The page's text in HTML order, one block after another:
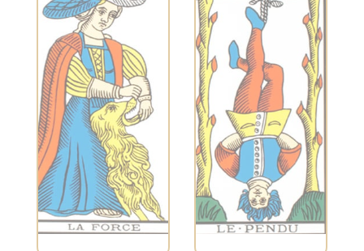
Symbolise la force
intérieure, le
courage et la
maîtrise de soi. La
Force invite à
canaliser vos
énergies pour
surmonter les
obstacles avec
douceur.
Représente le
lâcher-prise, la
suspension et une
nouvelle
perspective. Cette
carte encourage
souvent à voir les
choses sous un
angle différent et à
abandonner ce qui
ne sert plus.